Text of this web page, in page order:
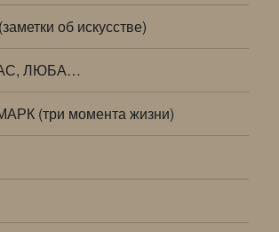
об искусстве)
ЛЮБА…
(три момента жизни)